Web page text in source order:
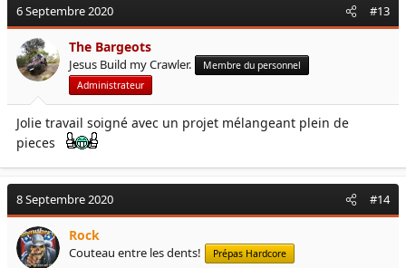
6 Septembre 2020 #13
The Bargeots
Jesus Build my Crawler.
Membre du personnel
Administrateur
Jolie travail soigné avec un projet mélangeant plein de
pieces
8 Septembre 2020 #14
Rock
Couteau entre les dents! Prépas Hardcore